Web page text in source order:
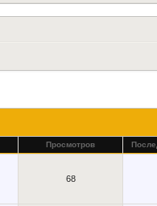
Просмотров
68